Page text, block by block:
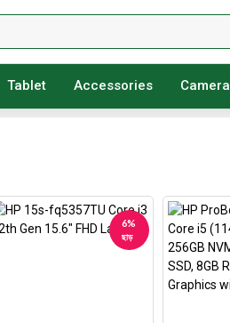
Tablet Accessories Camera
6%
ছাড়